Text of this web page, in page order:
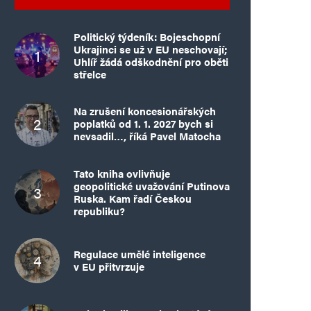
Politický týdeník: Bojeschopní
Ukrajinci se už v EU neschovají;
Uhlíř žádá odškodnění pro oběti
střelce
Na zrušení koncesionářských
poplatků od 1. 1. 2027 bych si
nevsadil…, říká Pavel Matocha
Tato kniha ovlivňuje
geopolitické uvažování Putinova
Ruska. Kam řadí Českou
republiku?
Regulace umělé inteligence
v EU přitvrzuje